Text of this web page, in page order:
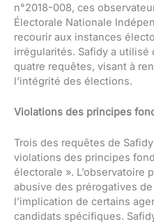
n°2018-008, ces
Électorale Nationale
recourir aux instances
irrégularités. Safidy a
quatre requêtes, visant à
l’intégrité des élections.
Violations des principes
Trois des requêtes de
violations des principes
électorale ». L’observatoire
abusive des prérogatives
l’implication de certains
candidats spécifiques.